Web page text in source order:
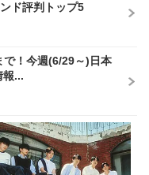
ド評判トップ5
で！今週(6/29～)日本
報...